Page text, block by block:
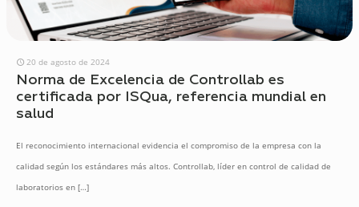
20 de agosto de 2024
Norma de Excelencia de Controllab es
certificada por ISQua, referencia mundial en
salud
El reconocimiento internacional evidencia el compromiso de la empresa con la
calidad según los estándares más altos. Controllab, líder en control de calidad de
laboratorios en […]